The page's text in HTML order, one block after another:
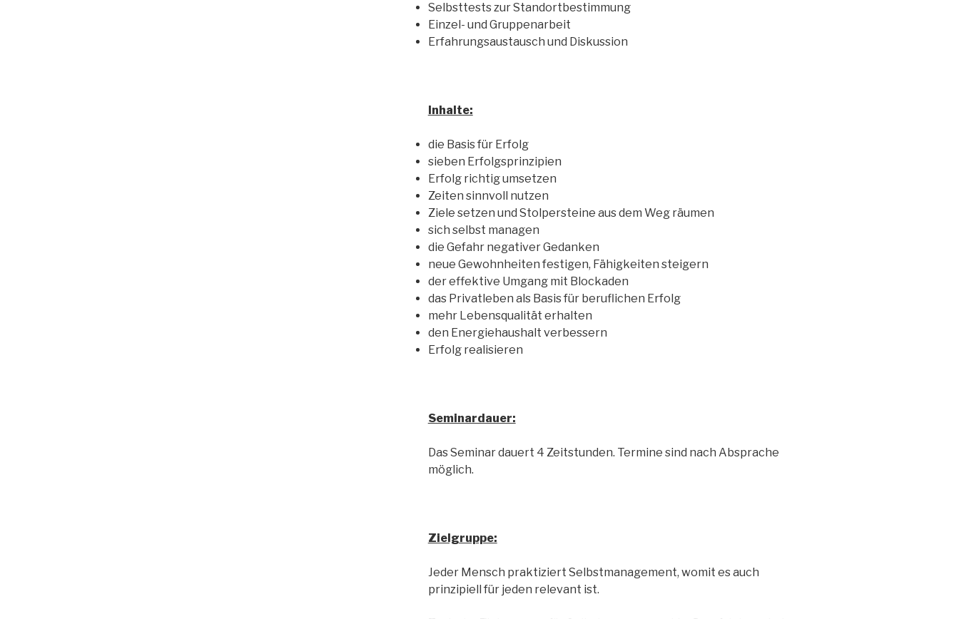
Selbsttests zur Standortbestimmung
Einzel- und Gruppenarbeit
Erfahrungsaustausch und Diskussion
Inhalte:
die Basis für Erfolg
sieben Erfolgsprinzipien
Erfolg richtig umsetzen
Zeiten sinnvoll nutzen
Ziele setzen und Stolpersteine aus dem Weg räumen
sich selbst managen
die Gefahr negativer Gedanken
neue Gewohnheiten festigen, Fähigkeiten steigern
der effektive Umgang mit Blockaden
das Privatleben als Basis für beruflichen Erfolg
mehr Lebensqualität erhalten
den Energiehaushalt verbessern
Erfolg realisieren
Seminardauer:
Das Seminar dauert 4 Zeitstunden. Termine sind nach Absprache
möglich.
Zielgruppe:
Jeder Mensch praktiziert Selbstmanagement, womit es auch
prinzipiell für jeden relevant ist.